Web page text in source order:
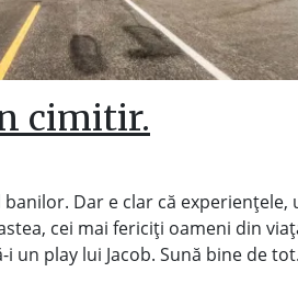
cimitir.
Dar e clar că experiențele,
cei mai fericiți oameni din
un play lui Jacob. Sună bine de